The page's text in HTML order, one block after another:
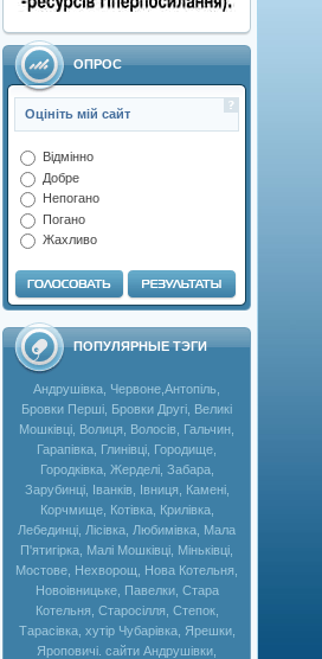
ОПРОС
Оцініть мій сайт
Відмінно
Добре
Непогано
Погано
Жахливо
ПОПУЛЯРНЫЕ ТЭГИ
Андрушівка, Червоне,Антопіль,
Бровки Перші, Бровки Другі, Великі
Мошківці, Волиця, Волосів, Гальчин,
Гарапівка, Глинівці, Городище,
Городківка, Жерделі, Забара,
Зарубинці, Іванків, Івниця, Камені,
Корчмище, Котівка, Крилівка,
Лебединці, Лісівка, Любимівка, Мала
П'ятигірка, Малі Мошківці, Міньківці,
Мостове, Нехворощ, Нова Котельня,
Новоівницьке, Павелки, Стара
Котельня, Старосілля, Степок,
Тарасівка, хутір Чубарівка, Ярешки,
Яроповичі. сайти Андрушівки,